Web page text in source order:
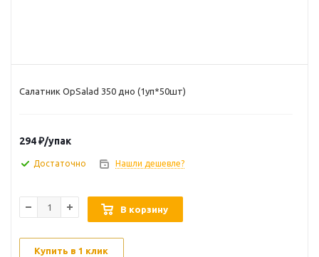
Салатник OpSalad 350 дно (1уп*50шт)
294₽/упак
Достаточно Нашли дешевле?
В корзину
Купить в 1 клик